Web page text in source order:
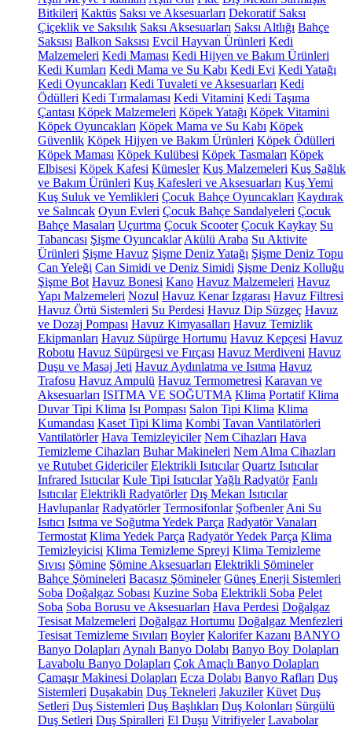
Bitkileri Kaktüs Saksı ve Aksesuarları Dekoratif Saksı
Çiçeklik ve Saksılık Saksı Aksesuarları Saksı Altlığı Bahçe
Saksısı Balkon Saksısı Evcil Hayvan Ürünleri Kedi
Malzemeleri Kedi Maması Kedi Hijyen ve Bakım Ürünleri
Kedi Kumları Kedi Mama ve Su Kabı Kedi Evi Kedi Yatağı
Kedi Oyuncakları Kedi Tuvaleti ve Aksesuarları Kedi
Ödülleri Kedi Tırmalaması Kedi Vitamini Kedi Taşıma
Çantası Köpek Malzemeleri Köpek Yatağı Köpek Vitamini
Köpek Oyuncakları Köpek Mama ve Su Kabı Köpek
Güvenlik Köpek Hijyen ve Bakım Ürünleri Köpek Ödülleri
Köpek Maması Köpek Kulübesi Köpek Tasmaları Köpek
Elbisesi Köpek Kafesi Kümesler Kuş Malzemeleri Kuş Sağlık
ve Bakım Ürünleri Kuş Kafesleri ve Aksesuarları Kuş Yemi
Kuş Suluk ve Yemlikleri Çocuk Bahçe Oyuncakları Kaydırak
ve Salıncak Oyun Evleri Çocuk Bahçe Sandalyeleri Çocuk
Bahçe Masaları Uçurtma Çocuk Scooter Çocuk Kaykay Su
Tabancası Şişme Oyuncaklar Akülü Araba Su Aktivite
Ürünleri Şişme Havuz Şişme Deniz Yatağı Şişme Deniz Topu
Can Yeleği Can Simidi ve Deniz Simidi Şişme Deniz Kolluğu
Şişme Bot Havuz Bonesi Kano Havuz Malzemeleri Havuz
Yapı Malzemeleri Nozul Havuz Kenar Izgarası Havuz Filtresi
Havuz Örtü Sistemleri Su Perdesi Havuz Dip Süzgeç Havuz
ve Dozaj Pompası Havuz Kimyasalları Havuz Temizlik
Ekipmanları Havuz Süpürge Hortumu Havuz Kepçesi Havuz
Robotu Havuz Süpürgesi ve Fırçası Havuz Merdiveni Havuz
Duşu ve Masaj Jeti Havuz Aydınlatma ve Isıtma Havuz
Trafosu Havuz Ampulü Havuz Termometresi Karavan ve
Aksesuarları ISITMA VE SOĞUTMA Klima Portatif Klima
Duvar Tipi Klima Isı Pompası Salon Tipi Klima Klima
Kumandası Kaset Tipi Klima Kombi Tavan Vantilatörleri
Vantilatörler Hava Temizleyiciler Nem Cihazları Hava
Temizleme Cihazları Buhar Makineleri Nem Alma Cihazları
ve Rutubet Gidericiler Elektrikli Isıtıcılar Quartz Isıtıcılar
Infrared Isıtıcılar Kule Tipi IsıtıcılarYağlı Radyatör Fanlı
Isıtıcılar Elektrikli Radyatörler Dış Mekan Isıtıcılar
Havlupanlar Radyatörler Termosifonlar Şofbenler Ani Su
Isıtıcı Isıtma ve Soğutma Yedek Parça Radyatör Vanaları
Termostat Klima Yedek Parça Radyatör Yedek Parça Klima
Temizleyicisi Klima Temizleme Spreyi Klima Temizleme
Sıvısı Şömine Şömine Aksesuarları Elektrikli Şömineler
Bahçe Şömineleri Bacasız Şömineler Güneş Enerji Sistemleri
Soba Doğalgaz Sobası Kuzine Soba Elektrikli Soba Pelet
Soba Soba Borusu ve Aksesuarları Hava Perdesi Doğalgaz
Tesisat Malzemeleri Doğalgaz Hortumu Doğalgaz Menfezleri
Tesisat Temizleme Sıvıları Boyler Kalorifer Kazanı BANYO
Banyo Dolapları Aynalı Banyo Dolabı Banyo Boy Dolapları
Lavabolu Banyo Dolapları Çok Amaçlı Banyo Dolapları
Çamaşır Makinesi Dolapları Ecza Dolabı Banyo Rafları Duş
Sistemleri Duşakabin Duş Tekneleri Jakuziler Küvet Duş
Setleri Duş Sistemleri Duş Başlıkları Duş Kolonları Sürgülü
Duş Setleri Duş Spiralleri El Duşu Vitrifiyeler Lavabolar